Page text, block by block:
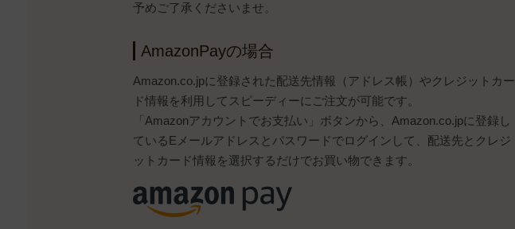
予めご了承くださいませ。
AmazonPayの場合
Amazon.co.jpに登録された配送先情報（アドレス帳）やクレジットカー
ド情報を利用してスピーディーにご注文が可能です。
「Amazonアカウントでお支払い」ボタンから、Amazon.co.jpに登録し
ているEメールアドレスとパスワードでログインして、配送先とクレジ
ットカード情報を選択するだけでお買い物できます。